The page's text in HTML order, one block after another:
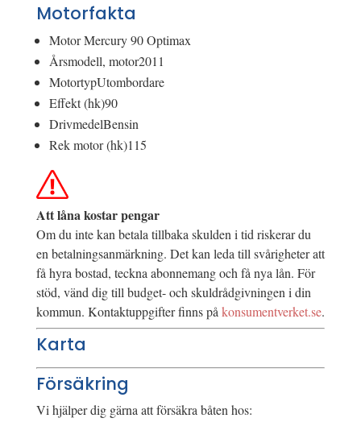
Motorfakta
MotorMercury 90 Optimax
Årsmodell, motor2011
MotortypUtombordare
Effekt (hk)90
DrivmedelBensin
Rek motor (hk)115
Att låna kostar pengar
Om du inte kan betala tillbaka skulden i tid riskerar du
en betalningsanmärkning. Det kan leda till svårigheter att
få hyra bostad, teckna abonnemang och få nya lån. För
stöd, vänd dig till budget- och skuldrådgivningen i din
kommun. Kontaktuppgifter finns på konsumentverket.se.
Karta
Försäkring
Vi hjälper dig gärna att försäkra båten hos: